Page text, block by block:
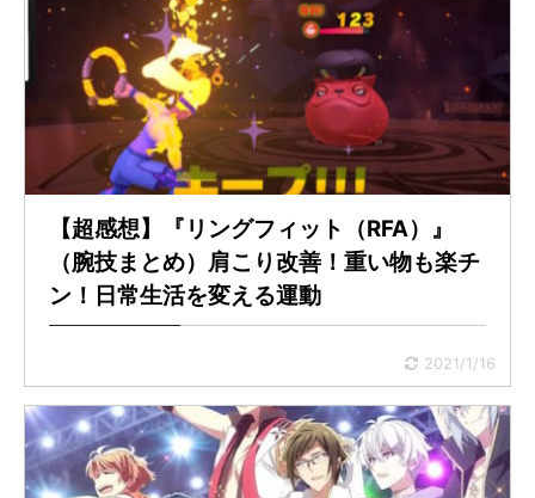
【超感想】『リングフィット（RFA）』
（腕技まとめ）肩こり改善！重い物も楽チ
ン！日常生活を変える運動
2021/1/16